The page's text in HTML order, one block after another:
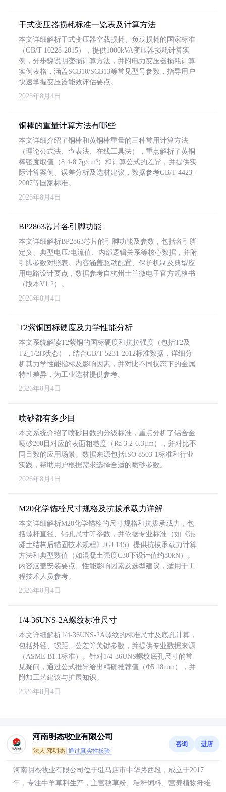
干式变压器损耗标准一览表及计算方法
本文详细解析干式变压器空载损耗、负载损耗的国家标准
（GB/T 10228-2015），提供1000kVA变压器损耗计算实
例，分步骤说明变损计算方法，并附电力变压器损耗计算
实例表格，涵盖SCB10/SCB13等常见型号参数，指导用户
快速掌握变压器能效评估要点。
2026年8月4日
铜棒的重量计算方法有哪些
本文详细介绍了铜棒和黄铜棒重量的三种常用计算方法
（理论公式法、查表法、在线工具法），重点解析了黄铜
棒密度取值（8.4-8.7g/cm³）和计算公式的差异，并提供实
际计算案例、误差分析及选材建议，数据参考GB/T 4423-
2007等国家标准。
2026年8月4日
BP2863芯片各引脚功能
本文详细解析BP2863芯片的引脚功能及参数，包括各引脚
定义、典型电压/电流值、内部逻辑关系等核心数据，并附
引脚参数对照表。内容涵盖驱动配置、保护机制及典型应
用电路设计要点，数据参考自杭州士兰微电子官方规格书
（版本V1.2）。
2026年8月4日
T2紫铜国标硬度及力学性能分析
本文系统解读T2紫铜的国标硬度和抗拉强度（包括T2及
T2_1/2H状态），结合GB/T 5231-2012标准数据，详细分
析其力学性能指标及影响因素，并对比不同状态下的金属
特性差异，为工业选材提供参考。
2026年8月4日
喷砂都有多少目
本文系统介绍了喷砂目数的分级标准，重点分析了铝合金
喷砂200目对应的表面粗糙度（Ra 3.2-6.3μm），并对比不
同目数的应用场景。数据来源包括ISO 8503-1标准和行业
实践，帮助用户根据需求选择合适的喷砂参数。
2026年8月4日
M20化学锚栓尺寸规格及抗拔承载力详解
本文详细解析M20化学锚栓的尺寸规格和抗拔承载力，包
括螺杆直径、钻孔尺寸等参数，并依据专业标准（如《混
凝土结构后锚固技术规程》JGJ 145）提供抗拔承载力计算
方法和典型数值（如混凝土强度C30下设计值约80kN）。
内容涵盖安装要点、性能影响因素及选型建议，适用于工
程技术人员参考。
2026年8月4日
1/4-36UNS-2A螺纹标准尺寸
本文详细解析1/4-36UNS-2A螺纹的标准尺寸及底孔计算，
包括外径、螺距、公差等关键参数，并提供专业数据来源
（ASME B1.1标准）。针对1/4-36UNS螺纹底孔尺寸的常
见疑问，通过公式推导给出精确推荐值（Φ5.18mm），并
附加工艺建议与扩展知识。
2026年8月4日
河南明杰牧业有限公司
法人:邓明杰 通过真实性核验
咨询 进店
河南明杰牧业有限公司位于驻马店市中华路西段，成立于2017
年，专注牛羊草料生产，主营秧草粉、秸秆饲料、营养植物纤维